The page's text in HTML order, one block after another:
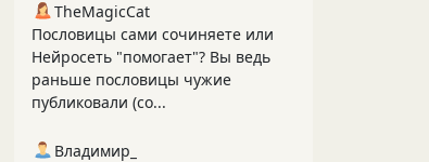
TheMagicCat
Пословицы сами сочиняете или
Нейросеть "помогает"? Вы ведь
раньше пословицы чужие
публиковали (со...
Владимир_